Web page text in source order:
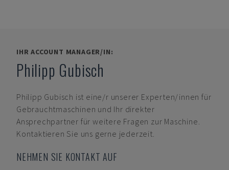
IHR ACCOUNT MANAGER/IN:
Philipp Gubisch
Philipp Gubisch ist eine/r unserer Experten/innen für
Gebrauchtmaschinen und Ihr direkter
Ansprechpartner für weitere Fragen zur Maschine.
Kontaktieren Sie uns gerne jederzeit.
NEHMEN SIE KONTAKT AUF